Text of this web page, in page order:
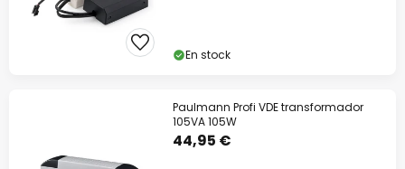
En stock
Paulmann Profi VDE transformador
105VA 105W
44,95 €